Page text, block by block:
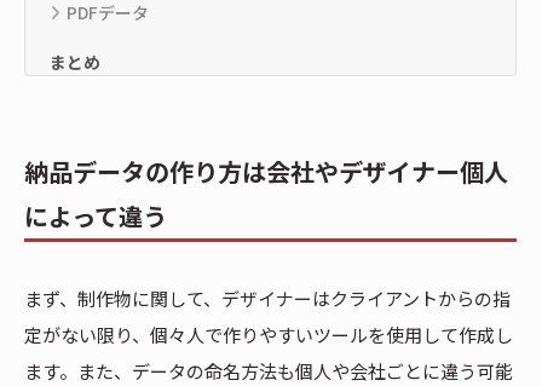
PDFデータ
まとめ
納品データの作り方は会社やデザイナー個人
によって違う
まず、制作物に関して、デザイナーはクライアントからの指
定がない限り、個々人で作りやすいツールを使用して作成し
ます。また、データの命名方法も個人や会社ごとに違う可能